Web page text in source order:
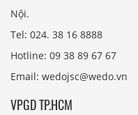
Nội.
Tel: 024. 38 16 8888
Hotline: 09 38 89 67 67
Email: wedojsc@wedo.vn
VPGD TP.HCM